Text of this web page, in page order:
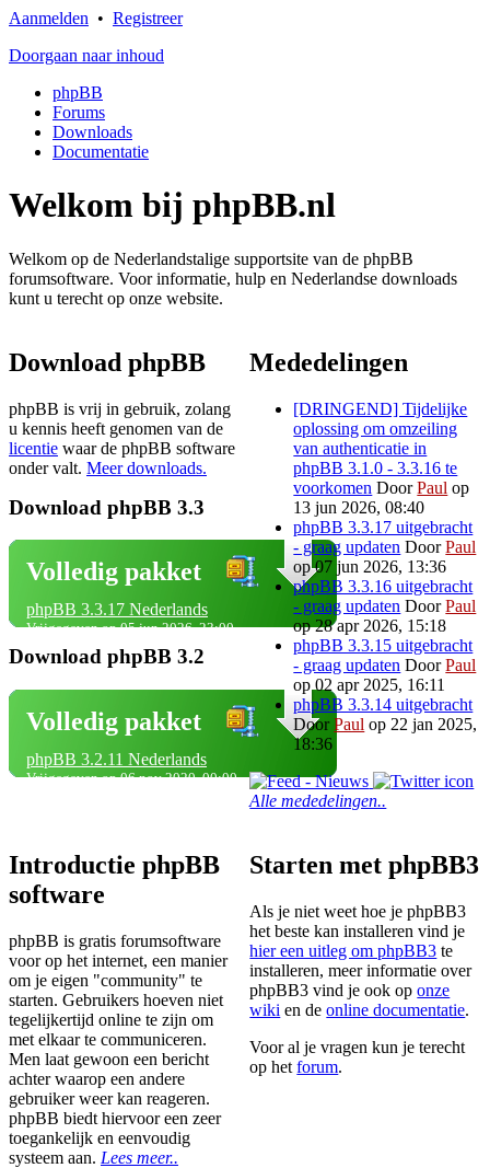
Aanmelden • Registreer
Doorgaan naar inhoud
phpBB
Forums
Downloads
Documentatie
Welkom bij phpBB.nl
Welkom op de Nederlandstalige supportsite van de phpBB
forumsoftware. Voor informatie, hulp en Nederlandse downloads
kunt u terecht op onze website.
Download phpBB
phpBB is vrij in gebruik, zolang
u kennis heeft genomen van de
licentie waar de phpBB software
onder valt. Meer downloads.
Download phpBB 3.3
Volledig pakket
phpBB 3.3.17 Nederlands
Vrijgegeven op 05 jun 2026, 23:00
Download phpBB 3.2
Volledig pakket
phpBB 3.2.11 Nederlands
Vrijgegeven op 06 nov 2020, 00:00
Mededelingen
[DRINGEND] Tijdelijke
oplossing om omzeiling
van authenticatie in
phpBB 3.1.0 - 3.3.16 te
voorkomen DoorPaul op
13 jun 2026, 08:40
phpBB 3.3.17 uitgebracht
- graag updaten DoorPaul
op 07 jun 2026, 13:36
phpBB 3.3.16 uitgebracht
- graag updaten DoorPaul
op 28 apr 2026, 15:18
phpBB 3.3.15 uitgebracht
- graag updaten DoorPaul
op 02 apr 2025, 16:11
phpBB 3.3.14 uitgebracht
DoorPaul op 22 jan 2025,
18:36
Alle mededelingen..
Introductie phpBB
software
phpBB is gratis forumsoftware
voor op het internet, een manier
om je eigen "community" te
starten. Gebruikers hoeven niet
tegelijkertijd online te zijn om
met elkaar te communiceren.
Men laat gewoon een bericht
achter waarop een andere
gebruiker weer kan reageren.
phpBB biedt hiervoor een zeer
toegankelijk en eenvoudig
systeem aan. Lees meer..
Starten met phpBB3
Als je niet weet hoe je phpBB3
het beste kan installeren vind je
hier een uitleg om phpBB3 te
installeren, meer informatie over
phpBB3 vind je ook oponze
wiki en deonline documentatie.
Voor al je vragen kun je terecht
op hetforum.